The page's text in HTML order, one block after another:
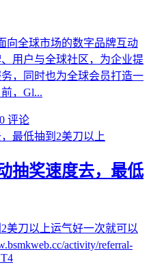
向全球市场的数字品牌互动
用户与全球社区，为企业提
，同时也为全球会员打造一
，Gl...
0 评论
抽奖速度去，最低
美刀以上运气好一次就可以
activity/referral-